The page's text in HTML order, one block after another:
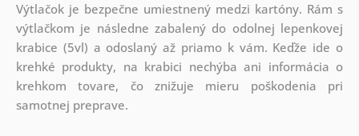
Výtlačok je bezpečne umiestnený medzi kartóny. Rám s
výtlačkom je následne zabalený do odolnej lepenkovej
krabice (5vl) a odoslaný až priamo k vám. Keďže ide o
krehké produkty, na krabici nechýba ani informácia o
krehkom tovare, čo znižuje mieru poškodenia pri
samotnej preprave.